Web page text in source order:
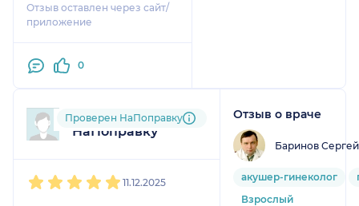
этом приеме, сложно
передать эти эмоции.
пришлось идти к
унижение которое я
испытала. Кроме того
сказала что она имеет
медицинское
Отзыв оставлен через сайт/
приложение
0
Пользователь
НаПоправку
Проверен НаПоправку
11.12.2025
Отзыв о враче
Баринов
акушер-гинеколог
Взрослый